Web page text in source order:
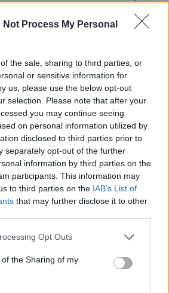
Not Process My Personal
the sale, sharing to third parties, or
or sensitive information for
us, please use the below opt-out
selection. Please note that after your
you may continue seeing
on personal information utilized by
disclosed to third parties prior to
separately opt-out of the further
information by third parties on the
participants. This information may
to third parties on the IAB’s List of
that may further disclose it to other
Opt Outs
the Sharing of my
rischia di pesare tanto per
Anche perché la squalifica
non è detto recuperino già per
la Fiorentina sfiderà il
al posto di Ribery?Se
uno dei due infortunati, in
Prandelli potrebbe
due in appoggio a Vlahovic.
già sperimentato nel corso di
potrebbe essere Eysseric a
viola.
potrebbe e dovrebbe
naturale a Ribery, al